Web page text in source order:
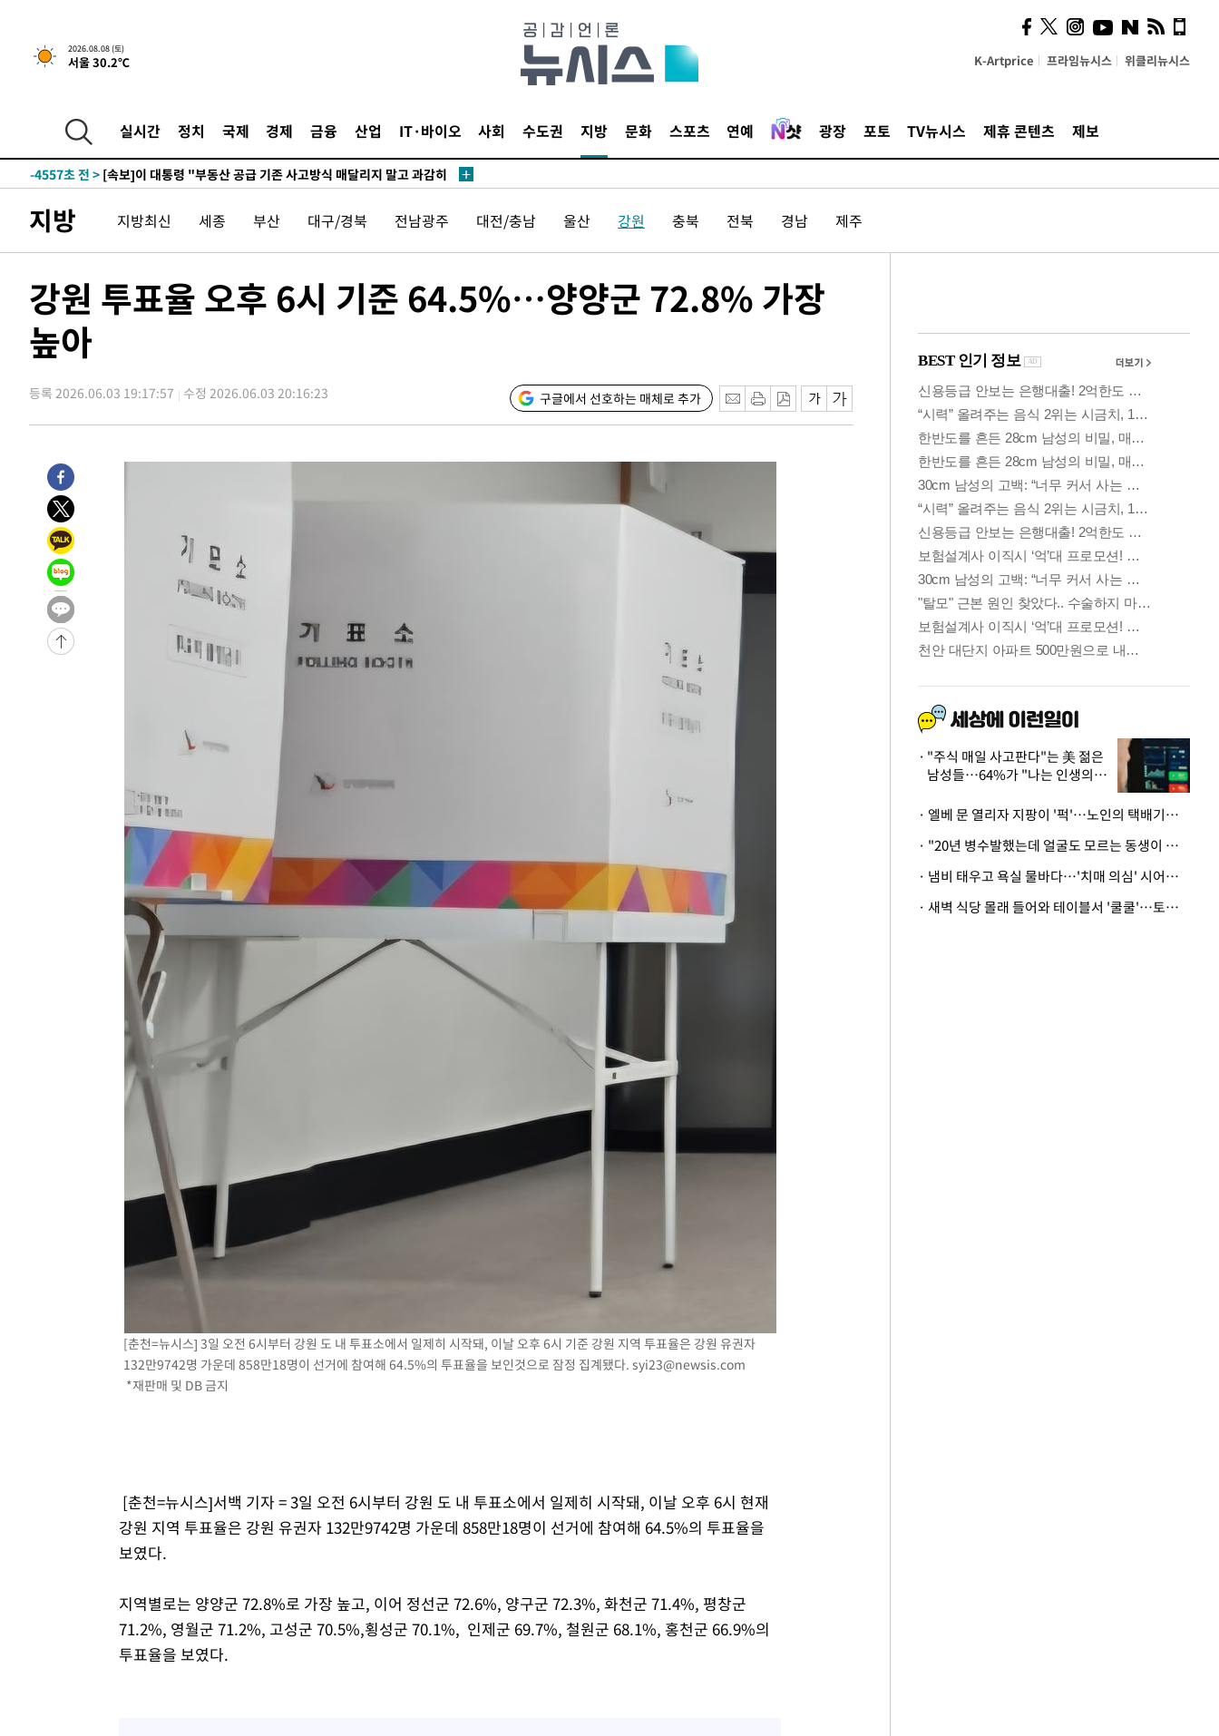
2026.08.08 (토)
서울 30.2℃ K-Artprice 프라임뉴시스 위클리뉴시스
실시간 정치 국제 경제 금융 산업 IT·바이오 사회 수도권 지방 문화 스포츠 연예 광장 포토 TV뉴시스 제휴 콘텐츠 제보
4시간 전 >[속보]규제합리화위원회 부위원장에 김태유 서울대 공대 교수…이병태
-9246초 전 >
미 사업체 일자리, 7월에 2.3만개 순감하고 그 전 2개월 10.3만개 하
향수정 (2보)
-8694초 전 >
↓
-4557초 전 > [속보]이 대통령 "부동산 공급 기존 사고방식 매달리지 말고 과감히
드는 임시"
1시간 전 >
"낮 기온 소폭 하락"…수도권 폭염중대경보, 폭염경보로 하향
1시간 전 >[속보]이 대통령, '호우피해' 안동·의성 관할 4개 면 특별재난지역 선포
수도
1시간 전 > 낮 최고 37도 찜통더위…곳곳 소나기·강원 많은 비[내일날씨]
2시간 전 >SK하이닉스, 용인·청주 팹에 54조 투자…"AI 메모리 수요 선제 대응"
3시간 전 >
3시간 전 >[속보]코스닥, 2.86포인트(0.36%) 내린 798.81마감
3시간 전 >[속보]코스피, 6200선 약보합…0.60% 내린 6258.77에 마쳐
3시간 전 >
4시간 전 >
4시간 전 >
4시간 전 >
11시간 압수수색에 성접대 파문까지…'쑥대밭' 된 축구협회
4시간 전 >
[속보]규제합리화위원회 부위원장에 김태유 서울대 공대 교수…이병태
후임
-12107초 전 >
이강인, 폭염 속 AT마드리드 첫 훈련…80명 식사 대접까지(종합)
-9246초 전 >
미 사업체 일자리, 7월에 2.3만개 순감하고 그 전 2개월 10.3만개 하
향수정 (2보)
-8694초 전 >
[속보] 미 사업체, 일자리 7월에 2.3만 개 줄어…실업률은 4.1%로
[속보]이 대통령 "부동산 공급 기존 사고방식 매달리지 말고 과감히
"낮 기온 소폭 하락"…수도권 폭염중대경보, 폭염경보로 하향
[속보]이 대통령, '호우피해' 안동·의성 관할 4개 면 특별재난지역 선포
[단독]중수청 지원 검사들, 정원 초과 시 낮은 계급 임용…희망지 못 갈
낮 최고 37도 찜통더위…곳곳 소나기·강원 많은 비[내일날씨]
SK하이닉스, 용인·청주 팹에 54조 투자…"AI 메모리 수요 선제 대응"
여자배구 이재영·이다영 자매, 아제르바이잔 투란VC 입단
외국인 심판 성 접대 7경기 들여다보니…한국 축구 '5승 2무'
[속보]코스닥, 2.86포인트(0.36%) 내린 798.81마감
[속보]코스피, 6200선 약보합…0.60% 내린 6258.77에 마쳐
[속보]원·달러 환율, 7.7원 내린 1416.1원 마감
[속보] 노원서 40.1도 관측…서울, 2018년 이후 첫 40도
[속보]종합특검, '계엄 수용공간 확보' 신용해 前교정본부장 기소
외신들도 주목한 韓축구 파문…"국민적 공분에 수사 재개"
11시간 압수수색에 성접대 파문까지…'쑥대밭' 된 축구협회
[속보]규제합리화위원회 부위원장에 김태유 서울대 공대 교수…이병태
지방 지방최신 세종 부산 대구/경북 전남광주 대전/충남 울산 강원 충북 전북 경남 제주
강원 투표율 오후 6시 기준 64.5%…양양군 72.8% 가장
높아
등록 2026.06.03 19:17:57 수정 2026.06.03 20:16:23 구글에서 선호하는 매체로 추가
[춘천=뉴시스] 3일 오전 6시부터 강원 도 내 투표소에서 일제히 시작돼, 이날 오후 6시 기준 강원 지역 투표율은 강원 유권자
132만9742명 가운데 858만18명이 선거에 참여해 64.5%의 투표율을 보인것으로 잠정 집계됐다. syi23@newsis.com
*재판매 및 DB 금지
[춘천=뉴시스]서백 기자 = 3일 오전 6시부터 강원 도 내 투표소에서 일제히 시작돼, 이날 오후 6시 현재
강원 지역 투표율은 강원 유권자 132만9742명 가운데 858만18명이 선거에 참여해 64.5%의 투표율을
보였다.
지역별로는 양양군 72.8%로 가장 높고, 이어 정선군 72.6%, 양구군 72.3%, 화천군 71.4%, 평창군
71.2%, 영월군 71.2%, 고성군 70.5%,횡성군 70.1%, 인제군 69.7%, 철원군 68.1%, 홍천군 66.9%의
투표율을 보였다.
시, 스마트폰 액세서리에
NFC 더했다
"주식 매일 사고판다"는 美 젊은
남성들…64%가 "나는 인생의
· 엘베 문 열리자 지팡이 '퍽'…노인의 택배기사 폭행 이유
· "20년 병수발했는데 얼굴도 모르는 동생이 유산 절반을"…배다른 형제 상속권 있을까
· 냄비 태우고 욕실 물바다…'치매 의심' 시어머니 검사 권유했다가 '날벼락'
· 새벽 식당 몰래 들어와 테이블서 '쿨쿨'…토사물 남기고 사라진 남성